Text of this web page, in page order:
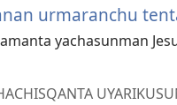
urmaranchu
yachasunman